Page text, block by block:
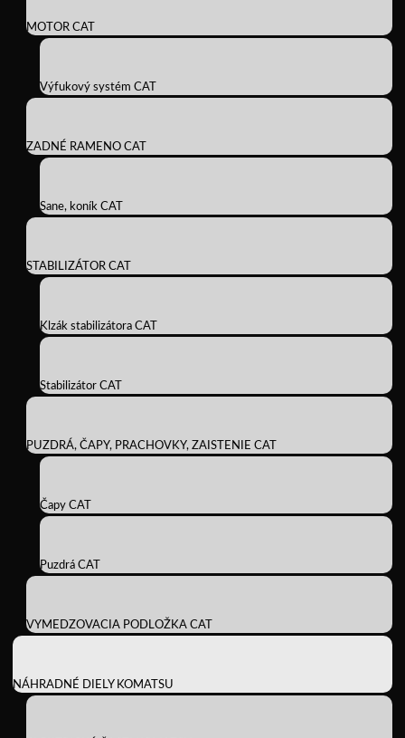
MOTOR CAT
Výfukový systém CAT
ZADNÉ RAMENO CAT
Sane, koník CAT
STABILIZÁTOR CAT
Klzák stabilizátora CAT
Stabilizátor CAT
PUZDRÁ, ČAPY, PRACHOVKY, ZAISTENIE CAT
Čapy CAT
Puzdrá CAT
VYMEDZOVACIA PODLOŽKA CAT
NÁHRADNÉ DIELY KOMATSU